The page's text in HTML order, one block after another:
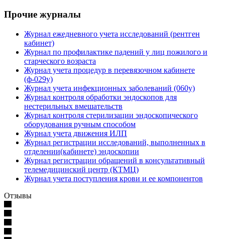
Прочие журналы
Журнал ежедневного учета исследований (рентген
кабинет)
Журнал по профилактике падений у лиц пожилого и
старческого возраста
Журнал учета процедур в перевязочном кабинете
(ф-029у)
Журнал учета инфекционных заболеваний (060у)
Журнал контроля обработки эндоскопов для
нестерильных вмешательств
Журнал контроля стерилизации эндоскопического
оборудования ручным способом
Журнал учета движения ИЛП
Журнал регистрации исследований, выполненных в
отделении(кабинете) эндоскопии
Журнал регистрации обращений в консультативный
телемедицинский центр (КТМЦ)
Журнал учета поступления крови и ее компонентов
Отзывы